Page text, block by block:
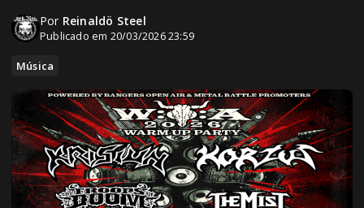
Por Reinaldö Steel
Publicado em 20/03/2026 23:59
Música